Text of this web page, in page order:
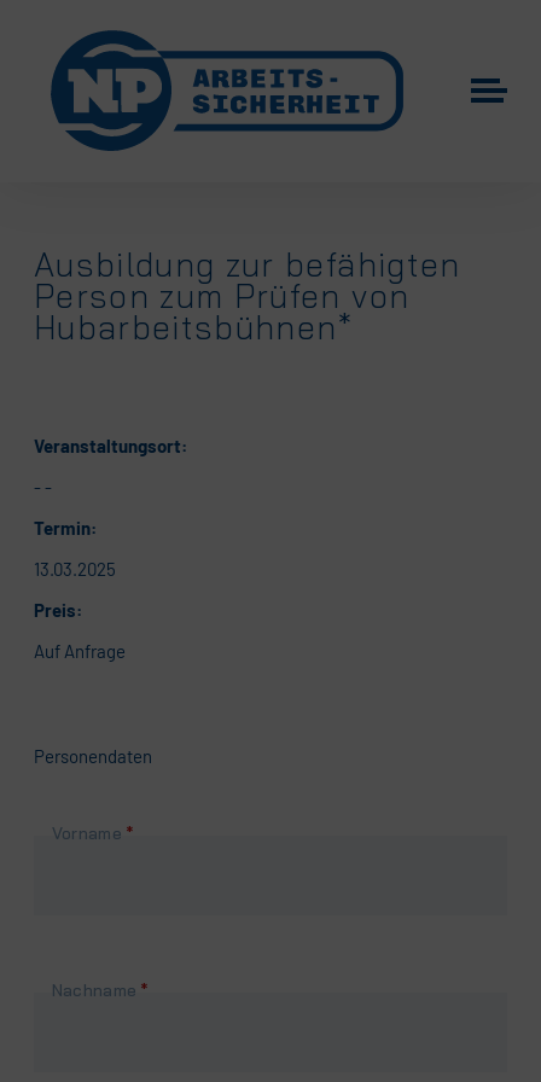
Ausbildung zur befähigten
Person zum Prüfen von
Hubarbeitsbühnen*
Veranstaltungsort:
- -
Termin:
13.03.2025
Preis:
Auf Anfrage
Personendaten
Pflichtfeld
Vorname *
Pflichtfeld
Nachname *